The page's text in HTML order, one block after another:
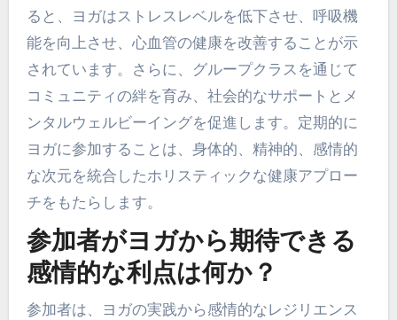
ると、ヨガはストレスレベルを低下させ、呼吸機
能を向上させ、心血管の健康を改善することが示
されています。さらに、グループクラスを通じて
コミュニティの絆を育み、社会的なサポートとメ
ンタルウェルビーイングを促進します。定期的に
ヨガに参加することは、身体的、精神的、感情的
な次元を統合したホリスティックな健康アプロー
チをもたらします。
参加者がヨガから期待できる
感情的な利点は何か？
参加者は、ヨガの実践から感情的なレジリエンス